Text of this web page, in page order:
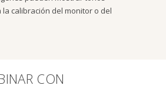
calibración del monitor o del
CON